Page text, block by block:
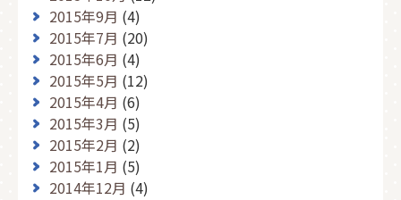
2015年9月 (4)
2015年7月 (20)
2015年6月 (4)
2015年5月 (12)
2015年4月 (6)
2015年3月 (5)
2015年2月 (2)
2015年1月 (5)
2014年12月 (4)